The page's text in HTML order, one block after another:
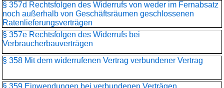
§ 357d Rechtsfolgen des Widerrufs von weder im Fernabsatz
noch außerhalb von Geschäftsräumen geschlossenen
Ratenlieferungsverträgen
§ 357e Rechtsfolgen des Widerrufs bei
Verbraucherbauverträgen
§ 358 Mit dem widerrufenen Vertrag verbundener Vertrag
§ 359 Einwendungen bei verbundenen Verträgen